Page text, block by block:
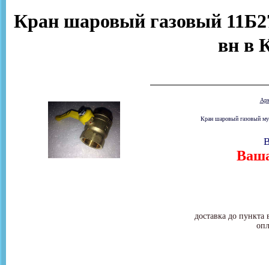
Кран шаровый газовый
вн в
Кран шаровый газовый
доставка до